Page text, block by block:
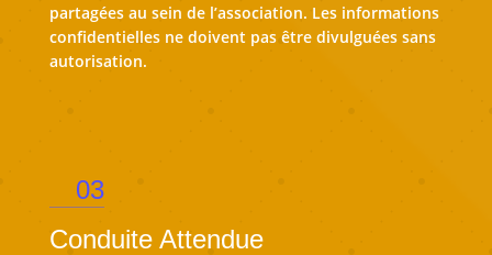
partagées au sein de l’association. Les informations
confidentielles ne doivent pas être divulguées sans
autorisation.
03
Conduite Attendue